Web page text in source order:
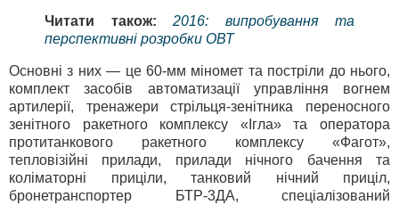
Читати також:
2016: випробування та
перспективні розробки ОВТ
Основні з них — це 60-мм міномет та постріли до нього,
комплект засобів автоматизації управління вогнем
артилерії, тренажери стрільця-зенітника переносного
зенітного ракетного комплексу «Ігла» та оператора
протитанкового ракетного комплексу «Фагот»,
тепловізійні прилади, прилади нічного бачення та
коліматорні приціли, танковий нічний приціл,
бронетранспортер БТР-3ДА, спеціалізований